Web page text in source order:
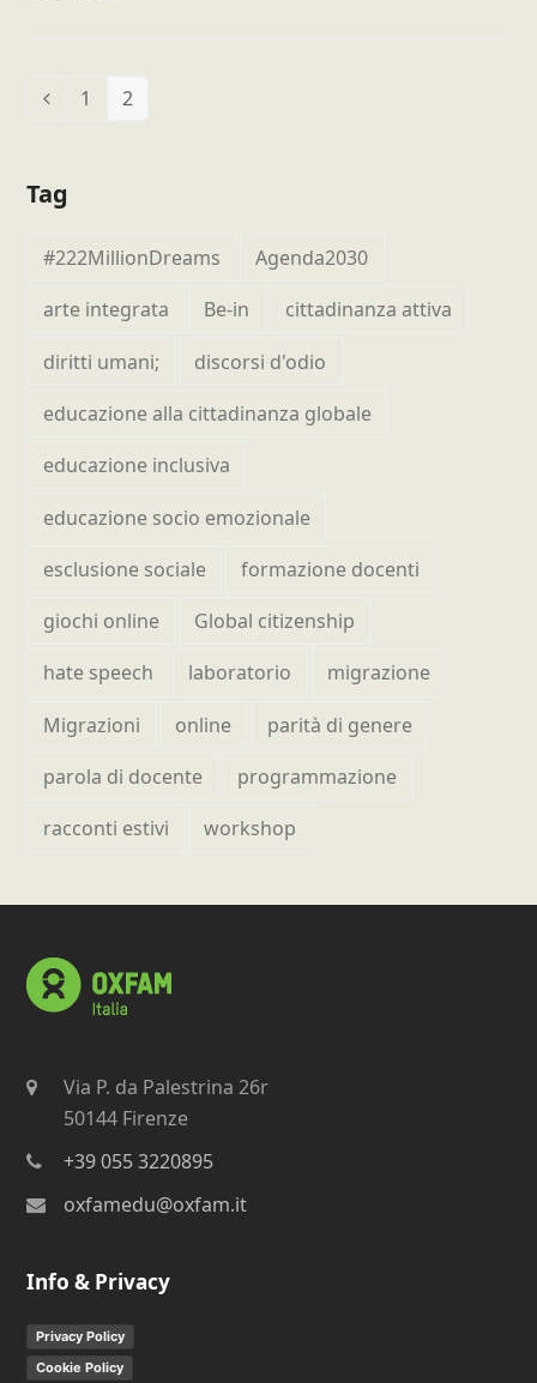
Precedente
Pagina
1 Pagina
2
Tag
#222MillionDreams
Agenda2030
arte integrata
Be-in
cittadinanza attiva
diritti umani;
discorsi d'odio
educazione alla cittadinanza globale
educazione inclusiva
educazione socio emozionale
esclusione sociale
formazione docenti
giochi online
Global citizenship
hate speech
laboratorio
migrazione
Migrazioni
online
parità di genere
parola di docente
programmazione
racconti estivi
workshop
Via P. da Palestrina 26r
50144 Firenze
+39 055 3220895
oxfamedu@oxfam.it
Info & Privacy
Privacy Policy
Cookie Policy